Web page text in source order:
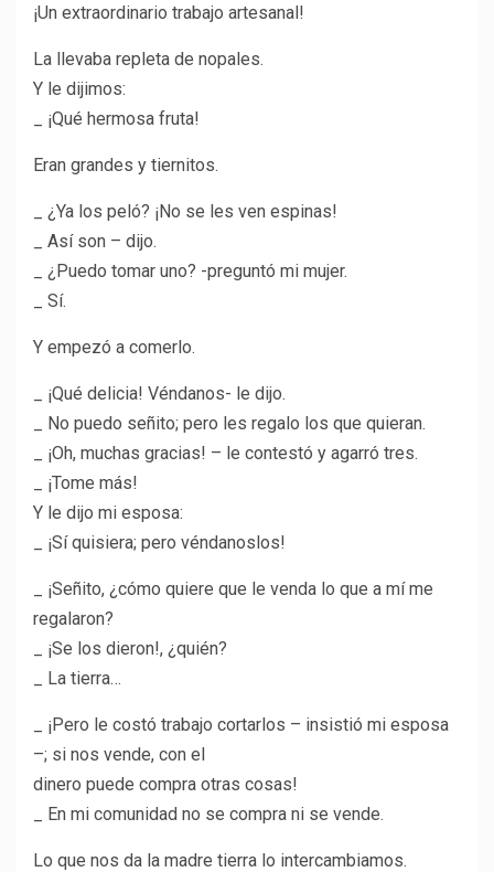
¡Un extraordinario trabajo artesanal!
La llevaba repleta de nopales.
Y le dijimos:
_ ¡Qué hermosa fruta!
Eran grandes y tiernitos.
_ ¿Ya los peló? ¡No se les ven espinas!
_ Así son – dijo.
_ ¿Puedo tomar uno? -preguntó mi mujer.
_ Sí.
Y empezó a comerlo.
_ ¡Qué delicia! Véndanos- le dijo.
_ No puedo señito; pero les regalo los que quieran.
_ ¡Oh, muchas gracias! – le contestó y agarró tres.
_ ¡Tome más!
Y le dijo mi esposa:
_ ¡Sí quisiera; pero véndanoslos!
_ ¡Señito, ¿cómo quiere que le venda lo que a mí me
regalaron?
_ ¡Se los dieron!, ¿quién?
_ La tierra…
_ ¡Pero le costó trabajo cortarlos – insistió mi esposa
–; si nos vende, con el
dinero puede compra otras cosas!
_ En mi comunidad no se compra ni se vende.
Lo que nos da la madre tierra lo intercambiamos.